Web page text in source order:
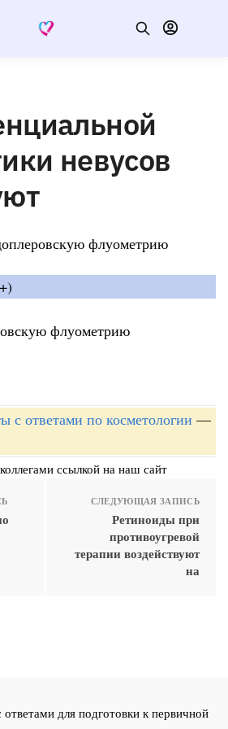
невусов
флуометрию
флуометрию
с ответами по косметологии —
ссылкой на наш сайт
СЛЕДУЮЩАЯ ЗАПИСЬ
Ретиноиды при
противоугревой
терапии воздействуют
на
для подготовки к первичной